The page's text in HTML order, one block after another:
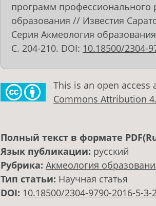
программ профессионального
образования // Известия
Серия Акмеология
С. 204-210. DOI: 10.18500/2304-
This is an open
Commons Attribution
Полный текст в формате
Язык публикации: русский
Рубрика: Акмеология
Тип статьи: Научная статья
DOI: 10.18500/2304-9790-2016-5-3-